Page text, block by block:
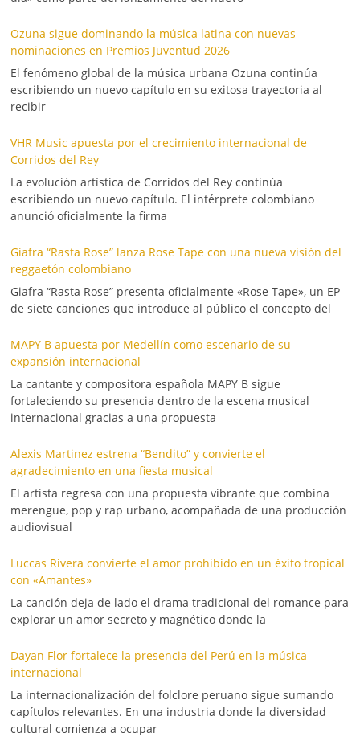
Ozuna sigue dominando la música latina con nuevas
nominaciones en Premios Juventud 2026
El fenómeno global de la música urbana Ozuna continúa
escribiendo un nuevo capítulo en su exitosa trayectoria al
recibir
VHR Music apuesta por el crecimiento internacional de
Corridos del Rey
La evolución artística de Corridos del Rey continúa
escribiendo un nuevo capítulo. El intérprete colombiano
anunció oficialmente la firma
Giafra “Rasta Rose” lanza Rose Tape con una nueva visión del
reggaetón colombiano
Giafra “Rasta Rose” presenta oficialmente «Rose Tape», un EP
de siete canciones que introduce al público el concepto del
MAPY B apuesta por Medellín como escenario de su
expansión internacional
La cantante y compositora española MAPY B sigue
fortaleciendo su presencia dentro de la escena musical
internacional gracias a una propuesta
Alexis Martinez estrena “Bendito” y convierte el
agradecimiento en una fiesta musical
El artista regresa con una propuesta vibrante que combina
merengue, pop y rap urbano, acompañada de una producción
audiovisual
Luccas Rivera convierte el amor prohibido en un éxito tropical
con «Amantes»
La canción deja de lado el drama tradicional del romance para
explorar un amor secreto y magnético donde la
Dayan Flor fortalece la presencia del Perú en la música
internacional
La internacionalización del folclore peruano sigue sumando
capítulos relevantes. En una industria donde la diversidad
cultural comienza a ocupar